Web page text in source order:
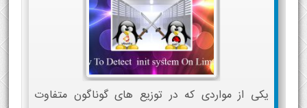
یکی از مواردی که در توزیع های گوناگون متفاوت